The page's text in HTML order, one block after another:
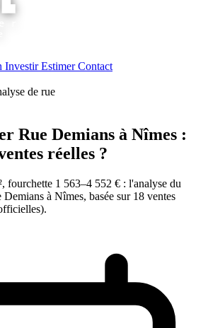
InvestirEstimerContact
de rue
Rue Demians à Nîmes :
réelles ?
fourchette 1 563–4 552 € : l'analyse du
à Nîmes, basée sur 18 ventes